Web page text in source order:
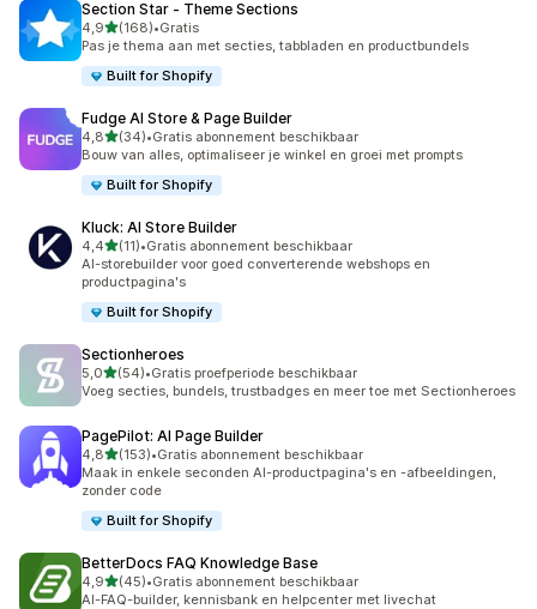
Section Star ‑ Theme Sections
4,9van 5 sterren
(168)
168 recensies in totaal
•Gratis
Pas je thema aan met secties, tabbladen en productbundels
Built for Shopify
Fudge AI Store & Page Builder
4,8van 5 sterren
(34)
34 recensies in totaal
•Gratis abonnement beschikbaar
Bouw van alles, optimaliseer je winkel en groei met prompts
Built for Shopify
Kluck: AI Store Builder
4,4van 5 sterren
(11)
11 recensies in totaal
•Gratis abonnement beschikbaar
AI-storebuilder voor goed converterende webshops en
productpagina's
Built for Shopify
Sectionheroes
5,0van 5 sterren
(54)
54 recensies in totaal
•Gratis proefperiode beschikbaar
Voeg secties, bundels, trustbadges en meer toe met Sectionheroes
PagePilot: AI Page Builder
4,8van 5 sterren
(153)
153 recensies in totaal
•Gratis abonnement beschikbaar
Maak in enkele seconden AI-productpagina's en -afbeeldingen,
zonder code
Built for Shopify
BetterDocs FAQ Knowledge Base
4,9van 5 sterren
(45)
45 recensies in totaal
•Gratis abonnement beschikbaar
AI-FAQ-builder, kennisbank en helpcenter met livechat